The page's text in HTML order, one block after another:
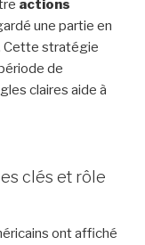
actions
une partie en
Cette stratégie
de
claires aide à
clés et rôle
ont affiché